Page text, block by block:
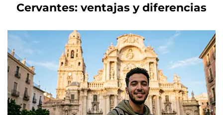
Cervantes: ventajas y diferencias